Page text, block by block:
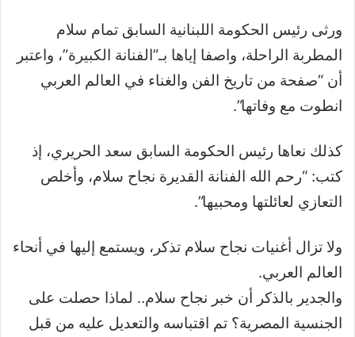
ورثى رئيس الحكومة اللبنانية السابق تمام سلام
المطربة الراحلة، واصفا إياها بـ”الفنانة الكبيرة”، واعتبر
أن “صفحة من تاريخ الفن والغناء في العالم العربي
انطوت مع وفاتها”.
كذلك نعاها رئيس الحكومة السابق سعد الحريري، إذ
كتب: “رحم الله الفنانة القديرة نجاح سلام، وأخلص
التعازي لعائلتها ومحبيها”.
ولا تزال أغنيات نجاح سلام تذكر، ويستمع إليها في أنحاء
العالم العربي.
والجدير بالذكر أن خبر نجاح سلام.. لماذا حصلت على
الجنسية المصرية؟ تم اقتباسه والتعديل عليه من قبل